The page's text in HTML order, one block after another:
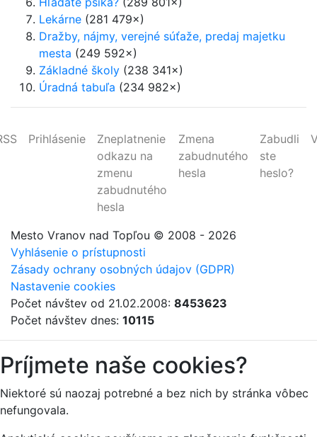
Lekárne (281 479×)
Dražby, nájmy, verejné súťaže, predaj majetku
mesta (249 592×)
Základné školy (238 341×)
Úradná tabuľa (234 982×)
Prihlásenie
Zneplatnenie
odkazu na
zmenu
zabudnutého
hesla
Zmena
zabudnutého
hesla
Zabudli
ste
heslo?
Mesto Vranov nad Topľou © 2008 - 2026
Vyhlásenie o prístupnosti
Zásady ochrany osobných údajov (GDPR)
Nastavenie cookies
Počet návštev od 21.02.2008: 8453623
Počet návštev dnes: 10115
Príjmete naše cookies?
Niektoré sú naozaj potrebné a bez nich by stránka vôbec
nefungovala.